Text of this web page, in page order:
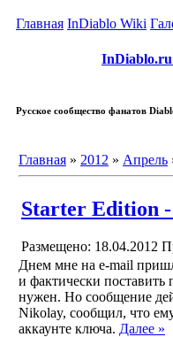
Главная InDiablo Wiki
InDiablo.ru
Русское сообщество фанатов
Главная » 2012 » Апрель
Starter Edition -
Размещено: 18.04.2012
Днем мне на e-mail
и фактически поставить
нужен. Но сообщение
Nikolay, сообщил, что
аккаунте ключа. Далее »